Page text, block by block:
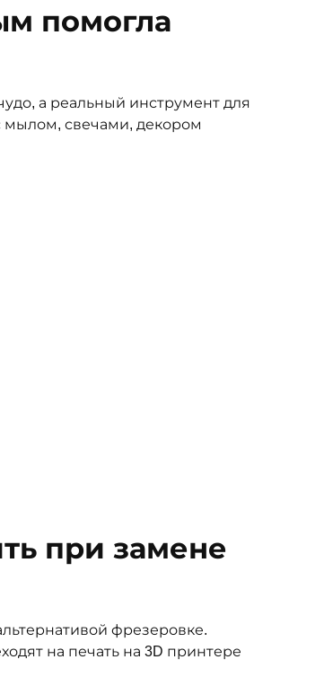
помогла
а реальный инструмент для
мылом, свечами, декором
при замене
фрезеровке.
на печать на 3D принтере